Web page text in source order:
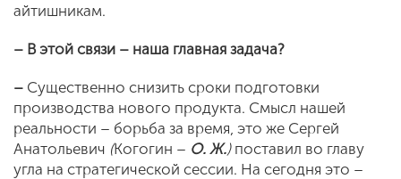
айтишникам.
– В этой связи – наша главная задача?
– Существенно снизить сроки подготовки
производства нового продукта. Смысл нашей
реальности – борьба за время, это же Сергей
Анатольевич (Когогин – О. Ж.)поставил во главу
угла на стратегической сессии. На сегодня это –